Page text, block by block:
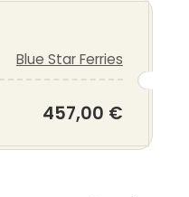
Blue Star Ferries
457,00 €